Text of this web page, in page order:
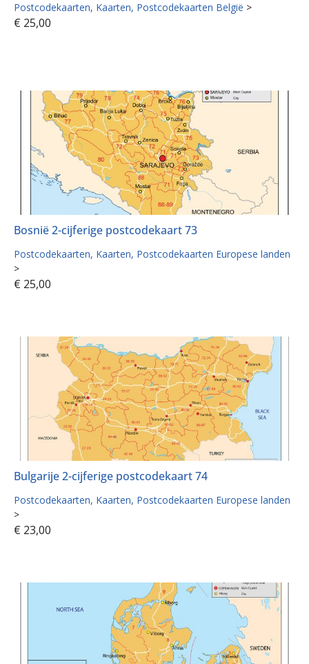
Postcodekaarten Kaarten Postcodekaarten België >
€ 25,00
Bosnië 2-cijferige postcodekaart 73
Postcodekaarten Kaarten Postcodekaarten Europese landen
>
€ 25,00
Bulgarije 2-cijferige postcodekaart 74
Postcodekaarten Kaarten Postcodekaarten Europese landen
>
€ 23,00